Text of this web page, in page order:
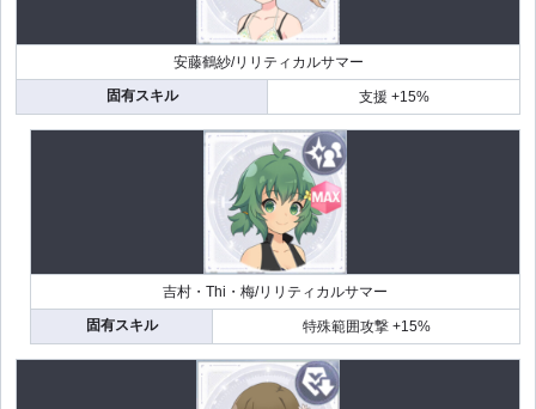
安藤鶴紗/リリティカルサマー
固有スキル
支援 +15%
吉村・Thi・梅/リリティカルサマー
固有スキル
特殊範囲攻撃 +15%